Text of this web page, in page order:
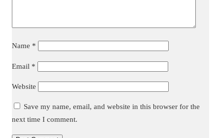
Name *
Email *
Website
Save my name, email, and website in this browser for the
next time I comment.